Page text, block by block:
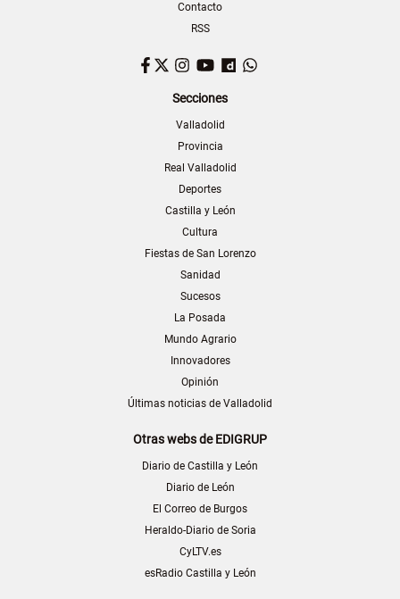
Contacto
RSS
Facebook
TwitterInstagram
YouTubeDailymotion
Secciones
Valladolid
Provincia
Real Valladolid
Deportes
Castilla y León
Cultura
Fiestas de San Lorenzo
Sanidad
Sucesos
La Posada
Mundo Agrario
Innovadores
Opinión
Últimas noticias de Valladolid
Otras webs de EDIGRUP
Diario de Castilla y León
Diario de León
El Correo de Burgos
Heraldo-Diario de Soria
CyLTV.es
esRadio Castilla y León